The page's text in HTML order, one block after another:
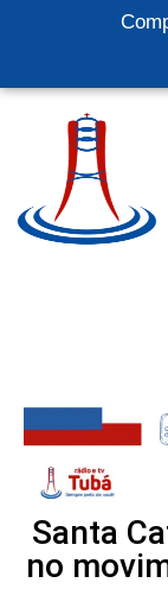
Santa
no